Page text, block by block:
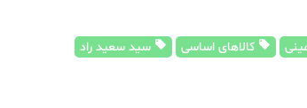
کالاهای اساسی
سید سعید راد